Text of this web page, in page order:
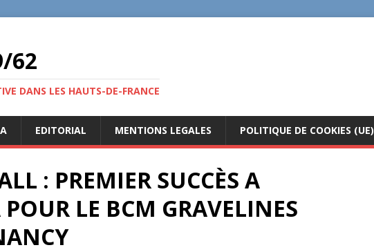
62
DANS LES HAUTS-DE-FRANCE
EDITORIAL MENTIONS LEGALES POLITIQUE DE COOKIES (UE)
: PREMIER SUCCÈS A
LE BCM GRAVELINES